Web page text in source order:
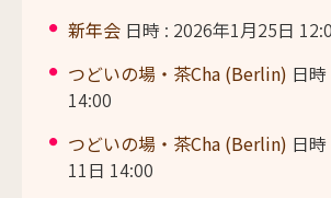
新年会日時 : 2026年1月25日
つどいの場・茶Cha (Berlin) 日
14:00
つどいの場・茶Cha (Berlin) 日
11日 14:00